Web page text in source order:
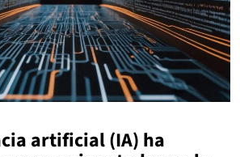
artificial (IA) ha